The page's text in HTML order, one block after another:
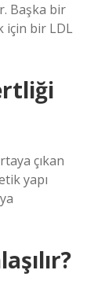
Başka bir
için bir LDL
çıkan
yapı